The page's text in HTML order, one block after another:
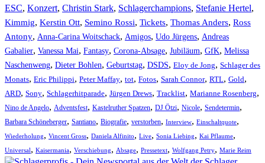
ESC, Konzert, Christin Stark, Schlagerchampions, Stefanie Hertel,
Kimmig, Kerstin Ott, Semino Rossi, Tickets, Thomas Anders, Ross
Antony, Anna-Carina Woitschack, Amigos, Udo Jürgens, Andreas
Gabalier, Vanessa Mai, Fantasy, Corona-Absage, Jubiläum, GfK, Melissa
Naschenweng, Dieter Bohlen, Geburtstag, DSDS, Eloy de Jong, Schlager des
Monats, Eric Philippi, Peter Maffay, tot, Fotos, Sarah Connor, RTL, Gold,
ARD, Sony, Schlagerhitparade, Jürgen Drews, Tracklist, Marianne Rosenberg,
Nino de Angelo, Adventsfest, Kastelruther Spatzen, DJ Ötzi, Nicole, Sendetermin,
Barbara Schöneberger, Santiano, Biografie, verstorben, Interview, Einschaltquote,
Wiederholung, Vincent Gross, Daniela Alfinito, Live, Sonia Liebing, Kai Pflaume,
Universal, Kaisermania, Verschiebung, Absage, Pressetext, Wolfgang Petry, Marie Reim